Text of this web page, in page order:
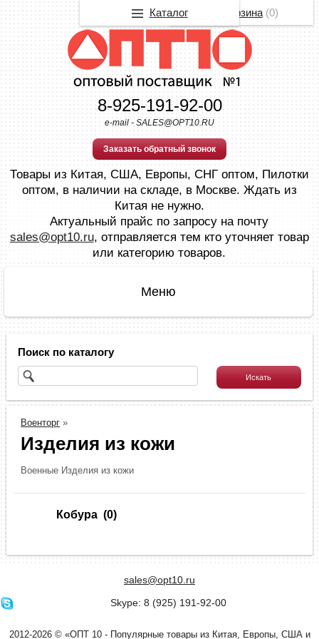
8-925-191-92-00
e-mail - SALES@OPT10.RU
Заказать обратный звонок
Товары из Китая, США, Европы, СНГ оптом, Пилотки
оптом, в наличии на складе, в Москве. Ждать из
Китая не нужно.
Актуальный прайс по запросу на почту
sales@opt10.ru, отправляется тем кто уточняет товар
или категорию товаров.
Поиск по каталогу
Военторг »
Изделия из кожи
Военные Изделия из кожи
Кобура (0)
sales@opt10.ru
Skype: 8 (925) 191-92-00
2012-2026 © «ОПТ 10 - Популярные товары из Китая, Европы, США и
Корзина(0)
Каталог